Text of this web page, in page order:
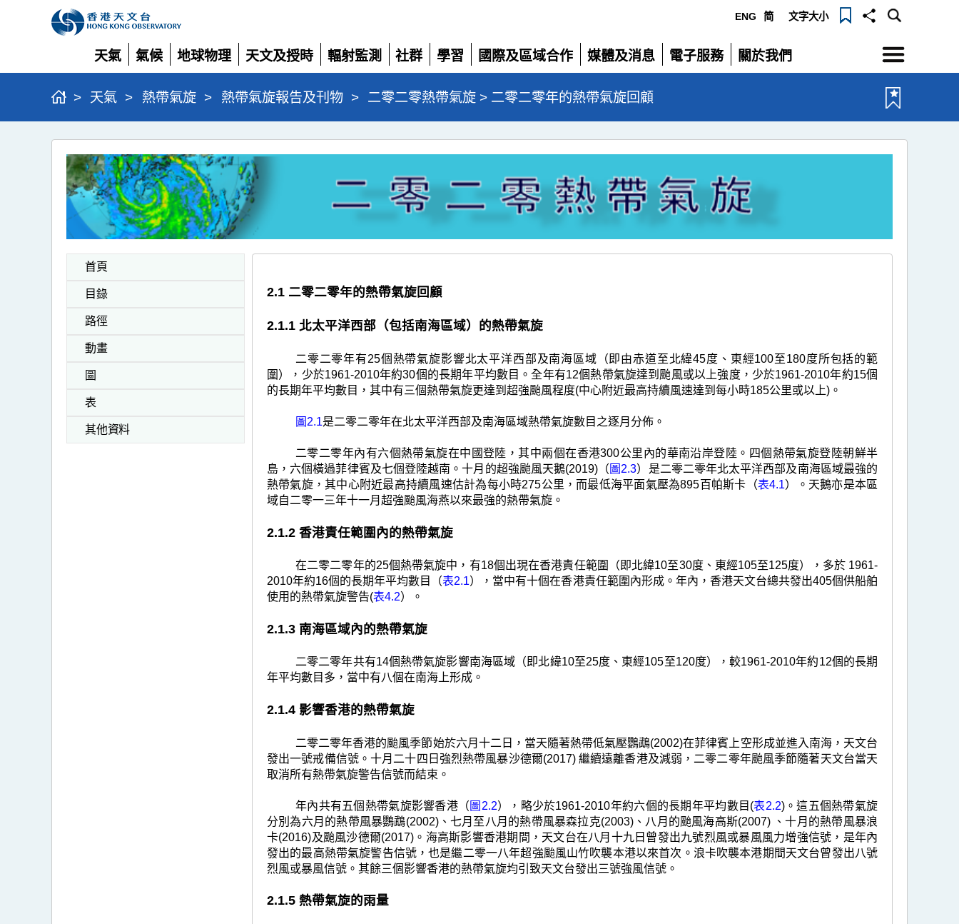
ENG 简 文字大小
天氣
展
開
氣候
展
開
地球物理
展
開
天文及授時
展
開
輻射監測
展
開
社群
展
開
學習
展
開
國際及區域合作
展
開
媒體及消息
展
開
電子服務
展
關於我們
展
選
單
> 天氣 > 熱帶氣旋 > 熱帶氣旋報告及刊物 > 二零二零熱帶氣旋 > 二零二零年的熱帶氣旋回顧
二
零
二
零
熱
帶
首頁
目錄
路徑
動畫
圖
表
其他資料
2.1 二零二零年的熱帶氣旋回顧
2.1.1 北太平洋西部（包括南海區域）的熱帶氣旋
二零二零年有25個熱帶氣旋影響北太平洋西部及南海區域（即由赤道至北緯45度、東經100至180度所包括的範
圍），少於1961-2010年約30個的長期年平均數目。全年有12個熱帶氣旋達到颱風或以上強度，少於1961-2010年約15個
的長期年平均數目，其中有三個熱帶氣旋更達到超強颱風程度(中心附近最高持續風速達到每小時185公里或以上)。
圖2.1是二零二零年在北太平洋西部及南海區域熱帶氣旋數目之逐月分佈。
二零二零年內有六個熱帶氣旋在中國登陸，其中兩個在香港300公里內的華南沿岸登陸。四個熱帶氣旋登陸朝鮮半
島，六個橫過菲律賓及七個登陸越南。十月的超強颱風天鵝(2019)（ 圖2.3）是二零二零年北太平洋西部及南海區域最強的
熱帶氣旋，其中心附近最高持續風速估計為每小時275公里，而最低海平面氣壓為895百帕斯卡（表4.1）。天鵝亦是本區
域自二零一三年十一月超強颱風海燕以來最強的熱帶氣旋。
2.1.2 香港責任範圍內的熱帶氣旋
在二零二零年的25個熱帶氣旋中，有18個出現在香港責任範圍（即北緯10至30度、東經105至125度），多於 1961-
2010年約16個的長期年平均數目（表2.1），當中有十個在香港責任範圍內形成。年內，香港天文台總共發出405個供船舶
使用的熱帶氣旋警告(表4.2）。
2.1.3 南海區域內的熱帶氣旋
二零二零年共有14個熱帶氣旋影響南海區域（即北緯10至25度、東經105至120度），較1961-2010年約12個的長期
年平均數目多，當中有八個在南海上形成。
2.1.4 影響香港的熱帶氣旋
二零二零年香港的颱風季節始於六月十二日，當天隨著熱帶低氣壓鸚鵡(2002)在菲律賓上空形成並進入南海，天文台
發出一號戒備信號。十月二十四日強烈熱帶風暴沙德爾(2017) 繼續遠離香港及減弱，二零二零年颱風季節隨著天文台當天
取消所有熱帶氣旋警告信號而結束。
年內共有五個熱帶氣旋影響香港（ 圖2.2），略少於1961-2010年約六個的長期年平均數目(表2.2)。這五個熱帶氣旋
分別為六月的熱帶風暴鸚鵡(2002)、七月至八月的熱帶風暴森拉克(2003)、八月的颱風海高斯(2007) 、十月的熱帶風暴浪
卡(2016)及颱風沙德爾(2017)。海高斯影響香港期間，天文台在八月十九日曾發出九號烈風或暴風風力增強信號，是年內
發出的最高熱帶氣旋警告信號，也是繼二零一八年超強颱風山竹吹襲本港以來首次。浪卡吹襲本港期間天文台曾發出八號
烈風或暴風信號。其餘三個影響香港的熱帶氣旋均引致天文台發出三號強風信號。
2.1.5 熱帶氣旋的雨量